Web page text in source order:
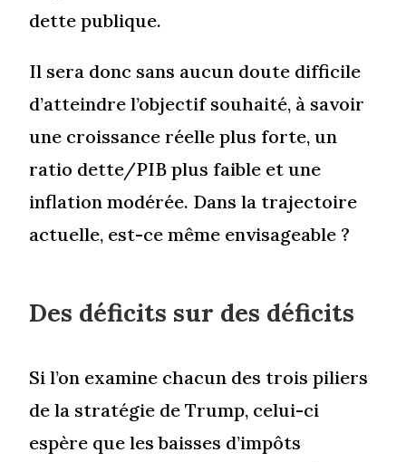
dette publique.
Il sera donc sans aucun doute difficile
d’atteindre l’objectif souhaité, à savoir
une croissance réelle plus forte, un
ratio dette/PIB plus faible et une
inflation modérée. Dans la trajectoire
actuelle, est-ce même envisageable ?
Des déficits sur des déficits
Si l’on examine chacun des trois piliers
de la stratégie de Trump, celui-ci
espère que les baisses d’impôts